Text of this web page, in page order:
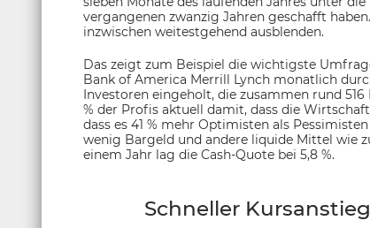
vergangenen zwanzig Jahren geschafft
inzwischen weitestgehend ausblenden.
Das zeigt zum Beispiel die wichtigste
Bank of America Merrill Lynch monatlich
Investoren eingeholt, die zusammen rund
% der Profis aktuell damit, dass die
dass es 41 % mehr Optimisten als
wenig Bargeld und andere liquide Mittel wie
einem Jahr lag die Cash-Quote bei 5,8 %.
Schneller